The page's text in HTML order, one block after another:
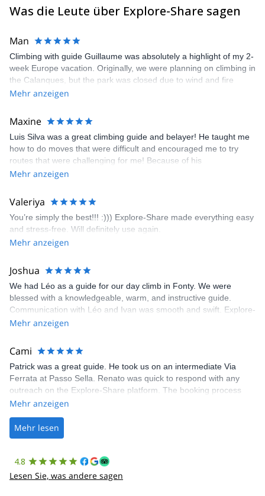
Was die Leute über Explore-Share sagen
Man
Climbing with guide Guillaume was absolutely a highlight of my 2-
week Europe vacation. Originally, we were planning on climbing in
the Calanques, but the park was closed due to wind and fire
danger. Guillaume chose another amazing location (Pic de
kindly offered train station pick-up and hotel drop off, which I
appreciated very much. The multi-pitch route we did was not only
fun but also the right amount of challenge, which I thoroughly
enjoyed. The communication from the team (Gauthier) was
prompt and clear—highly recommend!
Mehr anzeigen
Maxine
Luis Silva was a great climbing guide and belayer! He taught me
how to do moves that were difficult and encouraged me to try
routes that were challenging for me! Because of his
encouragement, I managed to complete these routes! I really
area. The weather was perfect, no direct sun and cool enough to
enjoy the climbs. Explore-Share made booking an outdoor
climbing experience in Lisbon extremely easy. Luis, our guide,
was fantastic, and the platform’s organization was flawless.
Mehr anzeigen
Valeriya
You’re simply the best!!! :))) Explore-Share made everything easy
and stress-free. Will definitely use again.
Mehr anzeigen
Joshua
We had Léo as a guide for our day climb in Fonty. We were
blessed with a knowledgeable, warm, and instructive guide.
Communication with Léo and Ivan was smooth and swift. Explore-
Share was excellent in arranging everything for our day climb.
making our adventure stress-free.
Mehr anzeigen
Cami
Patrick was a great guide. He took us on an intermediate Via
Ferrata at Passo Sella. Renato was quick to respond with any
outreach on the Explore-Share platform. The booking process
was straightforward, and once Patrick was confirmed, all went
the platform.
Mehr anzeigen
Mehr lesen
4.8
Lesen Sie, was andere sagen